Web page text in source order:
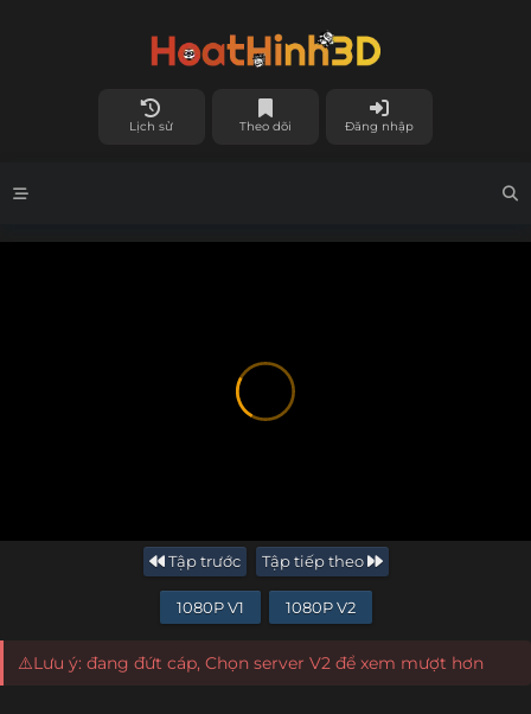
Lịch sử Theo dõi Đăng nhập
Tập trước Tập tiếp theo
1080P V1 1080P V2
⚠️Lưu ý: đang đứt cáp, Chọn server V2 để xem mượt hơn